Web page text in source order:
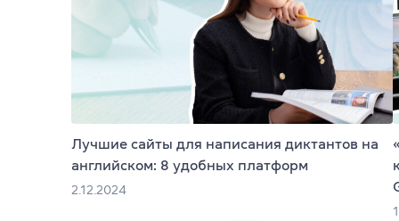
Платформа
IELTS
ТOEFL
Young
Лучшие сайты для написания диктантов на
английском: 8 удобных платформ
2.12.2024